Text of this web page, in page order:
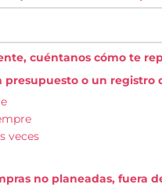
cuéntanos cómo te
presupuesto o un registro
veces
no planeadas, fuera